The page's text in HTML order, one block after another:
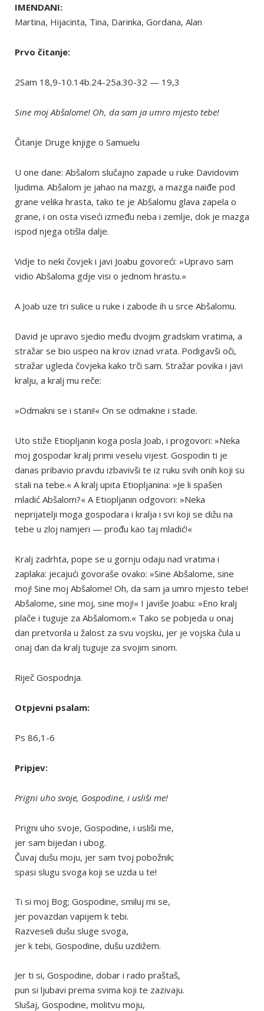
IMENDANI:
Martina, Hijacinta, Tina, Darinka, Gordana, Alan
Prvo čitanje:
2Sam 18,9-10.14b.24-25a.30-32 — 19,3
Sine moj Abšalome! Oh, da sam ja umro mjesto tebe!
Čitanje Druge knjige o Samuelu
U one dane: Abšalom slučajno zapade u ruke Davidovim
ljudima. Abšalom je jahao na mazgi, a mazga naiđe pod
grane velika hrasta, tako te je Abšalomu glava zapela o
grane, i on osta viseći između neba i zemlje, dok je mazga
ispod njega otišla dalje.
Vidje to neki čovjek i javi Joabu govoreći: »Upravo sam
vidio Abšaloma gdje visi o jednom hrastu.«
A Joab uze tri sulice u ruke i zabode ih u srce Abšalomu.
David je upravo sjedio među dvojim gradskim vratima, a
stražar se bio uspeo na krov iznad vrata. Podigavši oči,
stražar ugleda čovjeka kako trči sam. Stražar povika i javi
kralju, a kralj mu reče:
»Odmakni se i stani!« On se odmakne i stade.
Uto stiže Etiopljanin koga posla Joab, i progovori: »Neka
moj gospodar kralj primi veselu vijest. Gospodin ti je
danas pribavio pravdu izbavivši te iz ruku svih onih koji su
stali na tebe.« A kralj upita Etiopljanina: »Je li spašen
mladić Abšalom?« A Etiopljanin odgovori: »Neka
neprijatelji moga gospodara i kralja i svi koji se dižu na
tebe u zloj namjeri — prođu kao taj mladić!«
Kralj zadrhta, pope se u gornju odaju nad vratima i
zaplaka: jecajući govoraše ovako: »Sine Abšalome, sine
moj! Sine moj Abšalome! Oh, da sam ja umro mjesto tebe!
Abšalome, sine moj, sine moj!« I javiše Joabu: »Eno kralj
plače i tuguje za Abšalomom.« Tako se pobjeda u onaj
dan pretvorila u žalost za svu vojsku, jer je vojska čula u
onaj dan da kralj tuguje za svojim sinom.
Riječ Gospodnja.
Otpjevni psalam:
Ps 86,1-6
Pripjev:
Prigni uho svoje, Gospodine, i usliši me!
Prigni uho svoje, Gospodine, i usliši me,
jer sam bijedan i ubog.
Čuvaj dušu moju, jer sam tvoj pobožnik;
spasi slugu svoga koji se uzda u te!
Ti si moj Bog; Gospodine, smiluj mi se,
jer povazdan vapijem k tebi.
Razveseli dušu sluge svoga,
jer k tebi, Gospodine, dušu uzdižem.
Jer ti si, Gospodine, dobar i rado praštaš,
pun si ljubavi prema svima koji te zazivaju.
Slušaj, Gospodine, molitvu moju,